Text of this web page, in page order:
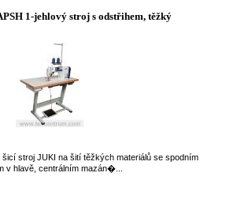
1-jehlový stroj s odstřihem, těžký
stroj JUKI na šití těžkých materiálů se spodním
v hlavě, centrálním mazán�...